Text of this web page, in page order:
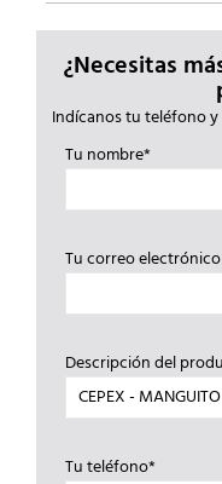
¿Necesitas
Indícanos tu teléfono
Tu nombre*
Tu correo electrónico
Descripción del
Tu teléfono*